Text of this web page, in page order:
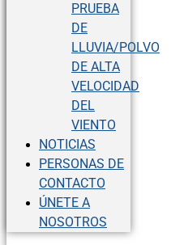
PRUEBA
DE
LLUVIA/POLVO
DE ALTA
VELOCIDAD
DEL
VIENTO
NOTICIAS
PERSONAS DE
CONTACTO
ÚNETE A
NOSOTROS